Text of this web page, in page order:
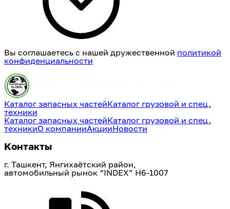
Вы соглашаетесь с нашей дружественной политикой
конфиденциальности
Каталог запасных частейКаталог грузовой и спец.
техники
Каталог запасных частейКаталог грузовой и спец.
техникиО компанииАкцииНовости
Контакты
г. Ташкент, Янгихаётский район,
автомобильный рынок “INDEX” H6-1007